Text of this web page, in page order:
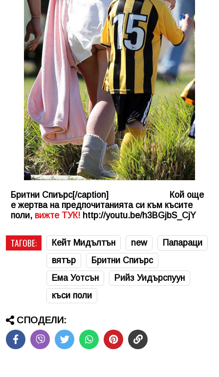
Бритни Спиърс[/caption] Кой още
е жертва на предпочитанията си към късите
поли, вижте ТУК! http://youtu.be/h3BGjbS_CjY
ТАГОВЕ: Кейт Мидълтън new
Папараци
вятър
Бритни Спиърс
Ема Уотсън
Рийз Уидърспуун
къси поли
СПОДЕЛИ: